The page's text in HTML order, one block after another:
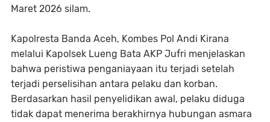
Maret 2026 silam.
Kapolresta Banda Aceh, Kombes Pol Andi Kirana
melalui Kapolsek Lueng Bata AKP Jufri menjelaskan
bahwa peristiwa penganiayaan itu terjadi setelah
terjadi perselisihan antara pelaku dan korban.
Berdasarkan hasil penyelidikan awal, pelaku diduga
tidak dapat menerima berakhirnya hubungan asmara